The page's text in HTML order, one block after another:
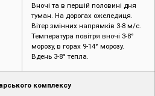
Вночі та в першій половині дня
туман. На дорогах ожеледиця.
Вітер змінних напрямків 3-8 м/с.
Температура повітря вночі 3-8°
морозу, в горах 9-14° морозу.
Вдень 3-8° тепла.
комплексу